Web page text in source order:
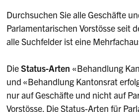
Durchsuchen Sie alle Geschäfte
Parlamentarischen Vorstösse seit
alle Suchfelder ist eine
DieStatus-Arten «Behandlung
und «Behandlung Kantonsrat
nur auf Geschäfte und nicht auf
Vorstösse. Die Status-Arten für